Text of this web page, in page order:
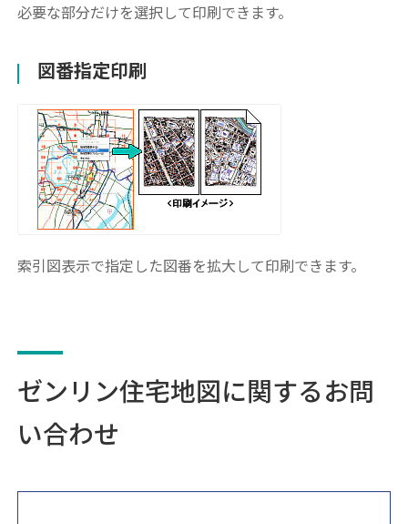
必要な部分だけを選択して印刷できます。
図番指定印刷
索引図表示で指定した図番を拡大して印刷できます。
ゼンリン住宅地図に関するお問
い合わせ